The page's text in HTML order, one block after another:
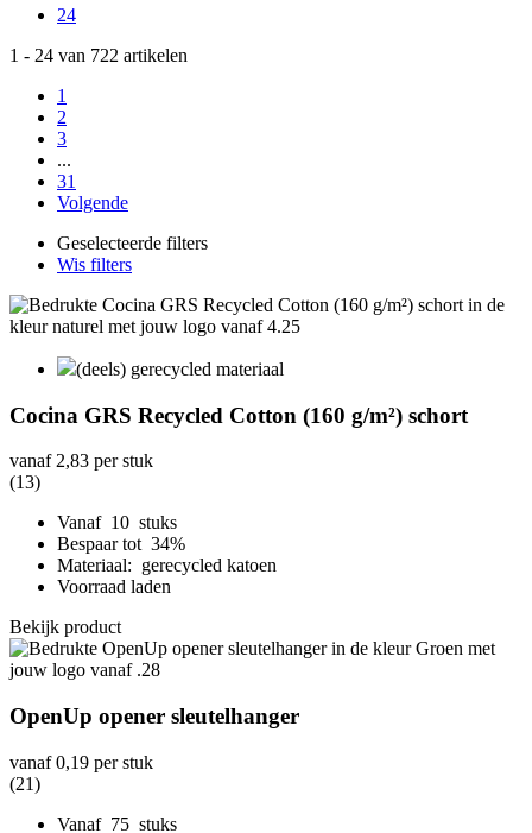
24
1 - 24 van 722 artikelen
1
2
3
...
31
Volgende
Geselecteerde filters
Wis filters
(deels) gerecycled materiaal
Cocina GRS Recycled Cotton (160 g/m²) schort
vanaf 2,83 per stuk
(13)
Vanaf 10 stuks
Bespaar tot 34%
Materiaal: gerecycled katoen
Voorraad laden
Bekijk product
OpenUp opener sleutelhanger
vanaf0,19 per stuk
(21)
Vanaf 75 stuks